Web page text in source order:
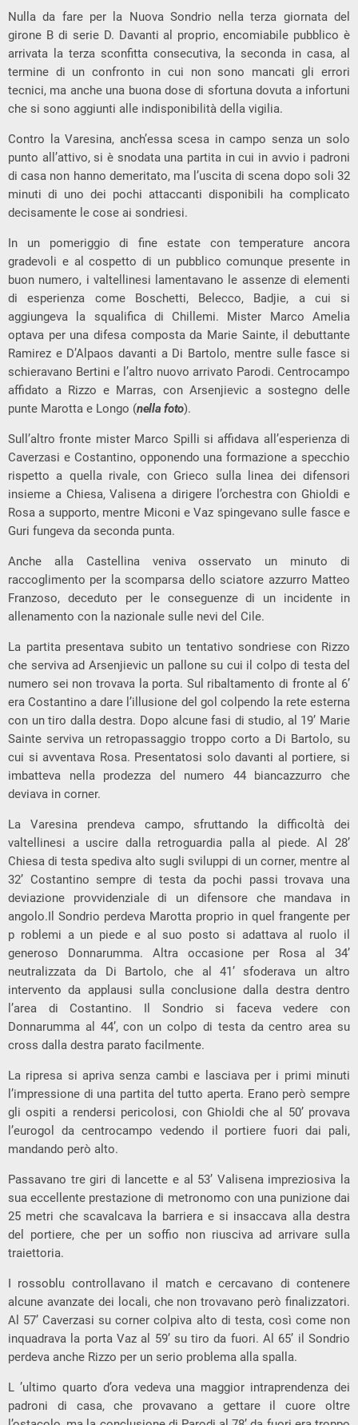
Nulla da fare per la Nuova Sondrio nella terza giornata del
girone B di serie D. Davanti al proprio, encomiabile pubblico è
arrivata la terza sconfitta consecutiva, la seconda in casa, al
termine di un confronto in cui non sono mancati gli errori
tecnici, ma anche una buona dose di sfortuna dovuta a infortuni
che si sono aggiunti alle indisponibilità della vigilia.
Contro la Varesina, anch’essa scesa in campo senza un solo
punto all’attivo, si è snodata una partita in cui in avvio i padroni
di casa non hanno demeritato, ma l’uscita di scena dopo soli 32
minuti di uno dei pochi attaccanti disponibili ha complicato
decisamente le cose ai sondriesi.
In un pomeriggio di fine estate con temperature ancora
gradevoli e al cospetto di un pubblico comunque presente in
buon numero, i valtellinesi lamentavano le assenze di elementi
di esperienza come Boschetti, Belecco, Badjie, a cui si
aggiungeva la squalifica di Chillemi. Mister Marco Amelia
optava per una difesa composta da Marie Sainte, il debuttante
Ramirez e D’Alpaos davanti a Di Bartolo, mentre sulle fasce si
schieravano Bertini e l’altro nuovo arrivato Parodi. Centrocampo
affidato a Rizzo e Marras, con Arsenjievic a sostegno delle
punte Marotta e Longo (nella foto).
Sull’altro fronte mister Marco Spilli si affidava all’esperienza di
Caverzasi e Costantino, opponendo una formazione a specchio
rispetto a quella rivale, con Grieco sulla linea dei difensori
insieme a Chiesa, Valisena a dirigere l’orchestra con Ghioldi e
Rosa a supporto, mentre Miconi e Vaz spingevano sulle fasce e
Guri fungeva da seconda punta.
Anche alla Castellina veniva osservato un minuto di
raccoglimento per la scomparsa dello sciatore azzurro Matteo
Franzoso, deceduto per le conseguenze di un incidente in
allenamento con la nazionale sulle nevi del Cile.
La partita presentava subito un tentativo sondriese con Rizzo
che serviva ad Arsenjievic un pallone su cui il colpo di testa del
numero sei non trovava la porta. Sul ribaltamento di fronte al 6’
era Costantino a dare l’illusione del gol colpendo la rete esterna
con un tiro dalla destra. Dopo alcune fasi di studio, al 19’ Marie
Sainte serviva un retropassaggio troppo corto a Di Bartolo, su
cui si avventava Rosa. Presentatosi solo davanti al portiere, si
imbatteva nella prodezza del numero 44 biancazzurro che
deviava in corner.
La Varesina prendeva campo, sfruttando la difficoltà dei
valtellinesi a uscire dalla retroguardia palla al piede. Al 28’
Chiesa di testa spediva alto sugli sviluppi di un corner, mentre al
32’ Costantino sempre di testa da pochi passi trovava una
deviazione provvidenziale di un difensore che mandava in
angolo.Il Sondrio perdeva Marotta proprio in quel frangente per
p roblemi a un piede e al suo posto si adattava al ruolo il
generoso Donnarumma. Altra occasione per Rosa al 34’
neutralizzata da Di Bartolo, che al 41’ sfoderava un altro
intervento da applausi sulla conclusione dalla destra dentro
l’area di Costantino. Il Sondrio si faceva vedere con
Donnarumma al 44’, con un colpo di testa da centro area su
cross dalla destra parato facilmente.
La ripresa si apriva senza cambi e lasciava per i primi minuti
l’impressione di una partita del tutto aperta. Erano però sempre
gli ospiti a rendersi pericolosi, con Ghioldi che al 50’ provava
l’eurogol da centrocampo vedendo il portiere fuori dai pali,
mandando però alto.
Passavano tre giri di lancette e al 53’ Valisena impreziosiva la
sua eccellente prestazione di metronomo con una punizione dai
25 metri che scavalcava la barriera e si insaccava alla destra
del portiere, che per un soffio non riusciva ad arrivare sulla
traiettoria.
I rossoblu controllavano il match e cercavano di contenere
alcune avanzate dei locali, che non trovavano però finalizzatori.
Al 57’ Caverzasi su corner colpiva alto di testa, così come non
inquadrava la porta Vaz al 59’ su tiro da fuori. Al 65’ il Sondrio
perdeva anche Rizzo per un serio problema alla spalla.
L ’ultimo quarto d’ora vedeva una maggior intraprendenza dei
padroni di casa, che provavano a gettare il cuore oltre